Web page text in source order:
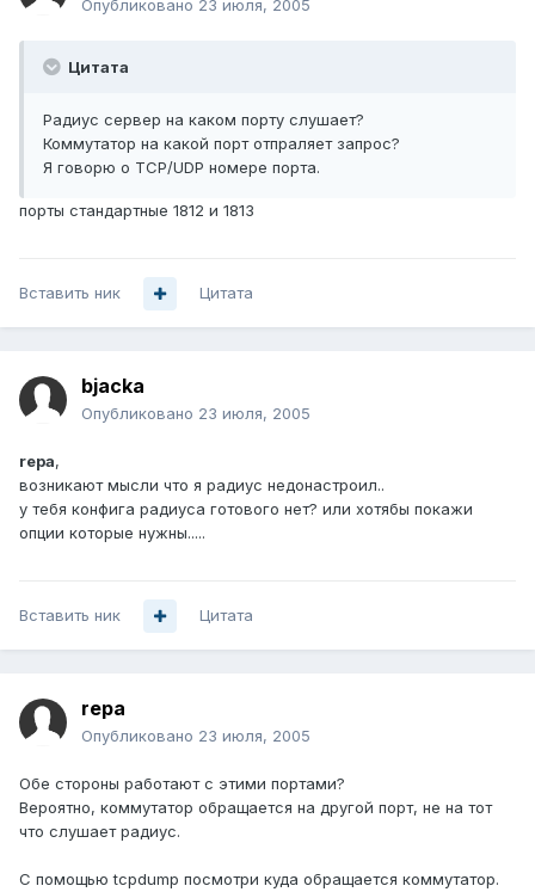
Опубликовано 23 июля, 2005
Цитата
Радиус сервер на каком порту слушает?
Коммутатор на какой порт отпраляет запрос?
Я говорю о TCP/UDP номере порта.
порты стандартные 1812 и 1813
Вставить ник Цитата
bjacka
Опубликовано 23 июля, 2005
repa,
возникают мысли что я радиус недонастроил..
у тебя конфига радиуса готового нет? или хотябы покажи
опции которые нужны.....
Вставить ник Цитата
repa
Опубликовано 23 июля, 2005
Обе стороны работают с этими портами?
Вероятно, коммутатор обращается на другой порт, не на тот
что слушает радиус.
С помощью tcpdump посмотри куда обращается коммутатор.